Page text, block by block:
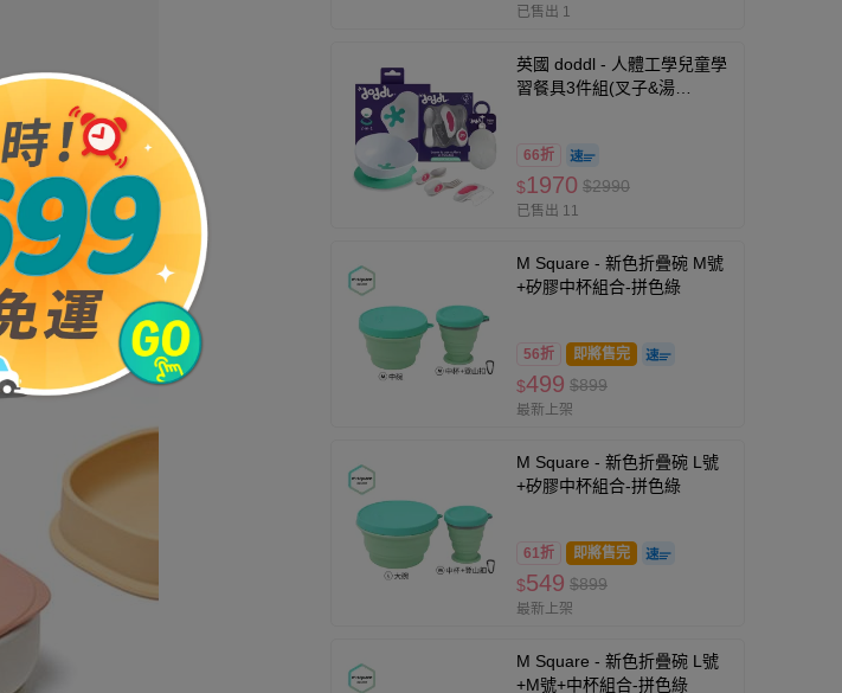
已售出 1
英國 doddl - 人體工學兒童學
習餐具3件組(叉子&湯
帶盒
66折
$1970 $2990
已售出 11
M Square - 新色折疊碗 M號
+矽膠中杯組合-拼色綠
56折 即將售完
$499 $899
最新上架
M Square - 新色折疊碗 L號
+矽膠中杯組合-拼色綠
61折 即將售完
$549 $899
最新上架
M Square - 新色折疊碗 L號
+M號+中杯組合-拼色綠